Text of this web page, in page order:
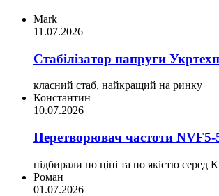
Mark
11.07.2026
Стабілізатор напруги
класний стаб, найкращий на ринку
Константин
10.07.2026
Перетворювач частоти
підбирали по ціні та по якістю
Роман
01.07.2026